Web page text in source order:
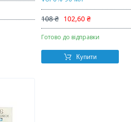
108 ₴ 102,60 ₴
Готово до відправки
Купити